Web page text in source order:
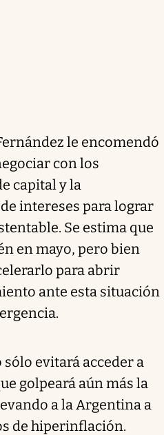
le encomendó
con los
capital y la
intereses para lograr
Se estima que
en mayo, pero bien
para abrir
ante esta situación
evitará acceder a
golpeará aún más la
a la Argentina a
de hiperinflación.